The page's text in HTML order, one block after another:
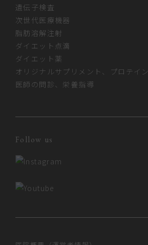
遺伝子検査
次世代医療機器
脂肪溶解注射
ダイエット点滴
ダイエット薬
オリジナルサプリメント、プロテイン
医師の問診、栄養指導
Follow us